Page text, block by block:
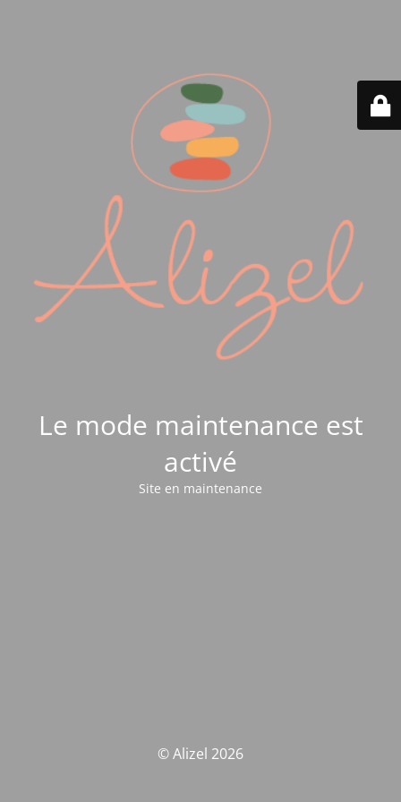
Le mode maintenance est
activé
Site en maintenance
© Alizel 2026